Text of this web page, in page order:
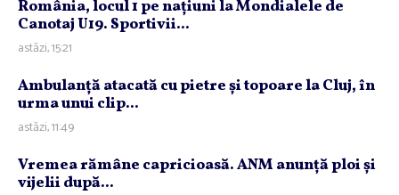
România, locul 1 pe naţiuni la Mondialele de
Canotaj U19. Sportivii...
astăzi, 15:21
Ambulanţă atacată cu pietre şi topoare la Cluj, în
urma unui clip...
astăzi, 11:49
Vremea rămâne capricioasă. ANM anunţă ploi şi
vijelii după...